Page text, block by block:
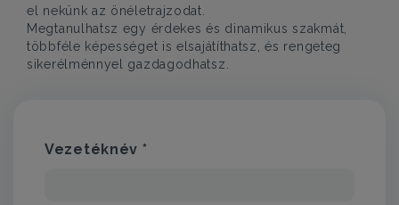
el nekünk az önéletrajzodat.
Megtanulhatsz egy érdekes és dinamikus szakmát,
többféle képességet is elsajátíthatsz, és rengeteg
sikerélménnyel gazdagodhatsz.
Vezetéknév *